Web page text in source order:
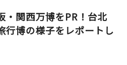
・関西万博をPR！台北
行博の様子をレポートし